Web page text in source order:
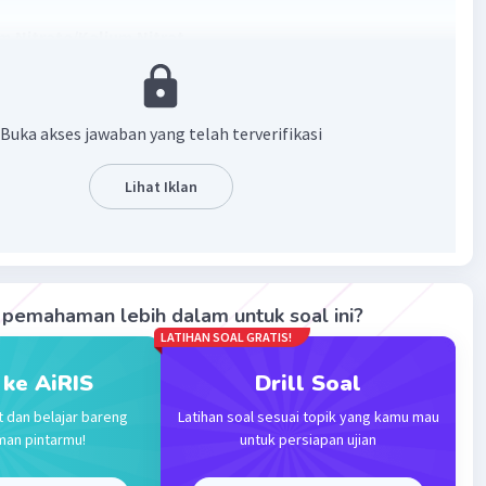
adalah senyawa kimia dengan rumus kimia KNO₃. Ia
senyawa ionik yang terdiri dari ion kalium K⁺ dan ion nitrat
menjadi salah satu sumber nitrogen. Kalium nitrat banyak
dalam pupuk, penghilangan tunggul pohon, propelan
kembang api
Nitrate
Buka akses jawaban yang telah terverifikasi
Lihat Iklan
lebih dalam untuk soal ini?
AiRIS
dan belajar bareng
pintarmu!
LATIHAN SOAL GRATIS!
Drill Soal
Latihan soal sesuai topik yang kamu mau
untuk persiapan ujian